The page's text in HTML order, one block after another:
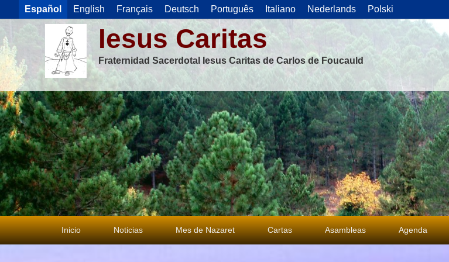
Español English Français Deutsch Português Italiano Nederlands Polski
Iesus Caritas
Fraternidad Sacerdotal Iesus Caritas de Carlos de Foucauld
Menú
principal
Inicio Noticias Mes de Nazaret Cartas Asambleas Agenda